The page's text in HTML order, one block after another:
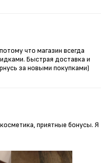
что магазин всегда
Быстрая доставка и
за новыми покупками)
приятные бонусы. Я